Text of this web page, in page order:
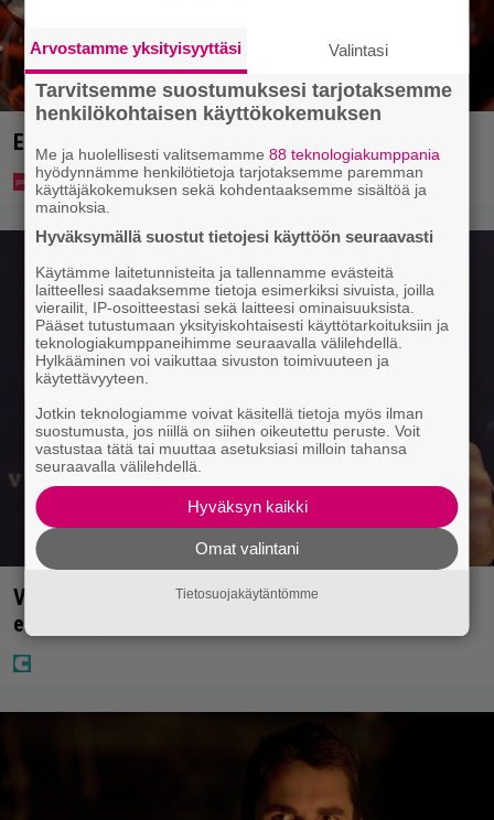
Eurojackpotista 80 000 euroa Suomeen – tänne
Vappu Pimiästä tuli miljoonikko – eikä yksi milli
edes riitä, näin se tapahtui
Arvostamme yksityisyyttäsi Valintasi
Tarvitsemme suostumuksesi tarjotaksemme
henkilökohtaisen käyttökokemuksen
Me ja huolellisesti valitsemamme88 teknologiakumppania
hyödynnämme henkilötietoja tarjotaksemme paremman
käyttäjäkokemuksen sekä kohdentaaksemme sisältöä ja
mainoksia.
Hyväksymällä suostut tietojesi käyttöön seuraavasti
Käytämme laitetunnisteita ja tallennamme evästeitä
laitteellesi saadaksemme tietoja esimerkiksi sivuista, joilla
vierailit, IP-osoitteestasi sekä laitteesi ominaisuuksista.
Pääset tutustumaan yksityiskohtaisesti käyttötarkoituksiin ja
teknologiakumppaneihimme seuraavalla välilehdellä.
Hylkääminen voi vaikuttaa sivuston toimivuuteen ja
käytettävyyteen.
Jotkin teknologiamme voivat käsitellä tietoja myös ilman
suostumusta, jos niillä on siihen oikeutettu peruste. Voit
vastustaa tätä tai muuttaa asetuksiasi milloin tahansa
seuraavalla välilehdellä.
Hyväksyn kaikki
Omat valintani
Tietosuojakäytäntömme